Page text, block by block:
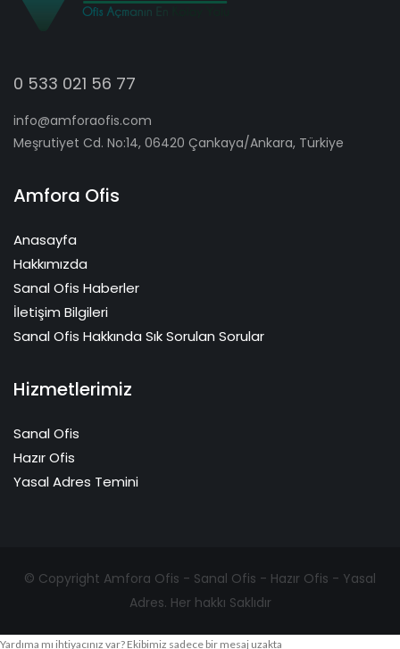
0 533 021 56 77
info@amforaofis.com
Meşrutiyet Cd. No:14, 06420 Çankaya/Ankara, Türkiye
Amfora Ofis
Anasayfa
Hakkımızda
Sanal Ofis Haberler
İletişim Bilgileri
Sanal Ofis Hakkında Sık Sorulan Sorular
Hizmetlerimiz
Sanal Ofis
Hazır Ofis
Yasal Adres Temini
© Copyright Amfora Ofis - Sanal Ofis - Hazır Ofis - Yasal
Adres. Her hakkı Saklıdır
Yardıma mı ihtiyacınız var? Ekibimiz sadece bir mesaj uzakta